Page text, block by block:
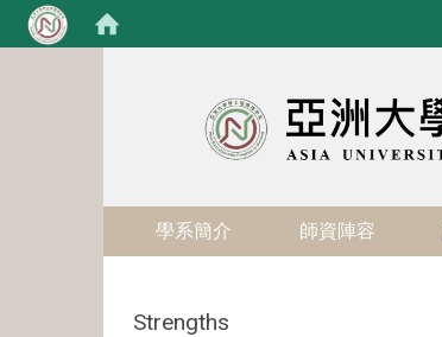
學系簡介 師資陣容
Strengths